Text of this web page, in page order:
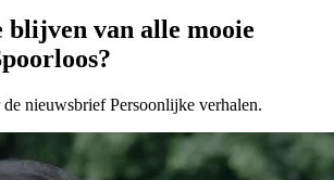
blijven van alle mooie
nieuwsbrief Persoonlijke verhalen.